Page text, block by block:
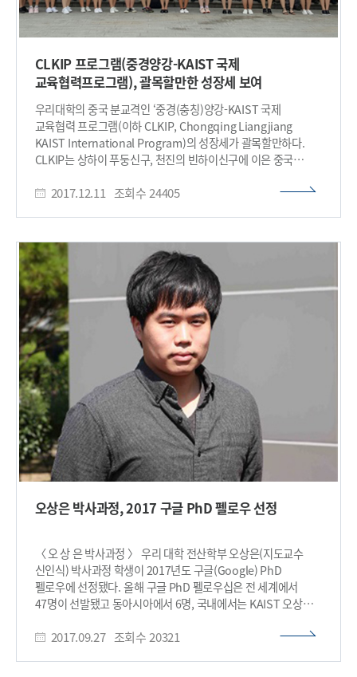
CLKIP 프로그램(중경양강-KAIST 국제
교육협력프로그램), 괄목할만한 성장세 보여
우리대학의 중국 분교격인 ‘중경(충칭)양강-KAIST 국제
교육협력 프로그램(이하 CLKIP, Chongqing Liangjiang
KAIST International Program)의 성장세가 괄목할만하다.
CLKIP는 상하이 푸둥신구, 천진의 빈하이신구에 이은 중국
개발신구인 충칭 양강신구에 위치한 중경이공대학(총장 쉬
우리대학의 교육시스템과 커리큘럼을 그대로 적용해 운영 중인
국제 교육협력 프로그램이다. CLKIP가 소재하고 있는 충칭(중경)
은 오는 13~16일 중국을 국빈 방문하는 문재인 대통령이 베이징
(13~14일)에 이어 두 번째 방문(15~16일)하는 도시다.
3,300만명의 인구를 품은 중국 4대 직할시(베이징·상하이·천진
·충칭) 중 하나로 양강신구에는 자동차·정보기술(IT) 단지 등이
입주해 있고 시진핑 중국 국가주석이 가장 역점을 두고 추진하는
사업인 일대일로(一帶一路, 육·해상 실크로드)와 서부 대개발의
거점도시로 급속히 발전하고 있다. 충칭은 일제 강점기 시절인
1940년 4월부터 1945년 해방을 맞을 때 까지 김구 주석이 이끌던
우리나라 임시정부가 있던 지역으로 현대자동차와 SK하이닉스
등 우리나라를 대표하는 기업들이 진출해 있는 곳이기도 하다.
CLKIP는 충칭소재 중경이공대와 우리대학이 지난 2013년 10월
계약체결 이후 이듬해인 2014년 중국 교육부로부터 각각
학부과정인 전자정보공학과와 컴퓨터 과학기술공학과 등 2개
석사과정 교육프로그램을 승인 받는 등 올해 12월 현재 대학원
학사과정이 학과 당 100명, 석사과정은 전자정보공학과
30명이다. 우리대학 전기및전자공학부와 전산학부에서는 CLKIP
프로그램에 매년 4명 이상의 교수를 파견해 각 프로그램 전공
교과목의 1/3를 담당하고 영어강의를 통해 KAIST가 보유하고
있는 우수한 커리큘럼과 교육노하우를 전수하고 있다. 이밖에
중경이공대 교수진도 올 상반기에 7명, 하반기 6명 등 모두
13명이 우리대학에서 자체 온·오프 병행 통합학습인 ‘에듀케이션
(Education) 4.0’과 대규모 인터넷 공개강의인 ‘무크(MOOC)’
2017.12.11 조회수 24405
오상은 박사과정, 2017 구글 PhD 펠로우 선정
〈 오 상 은 박사과정 〉 우리 대학 전산학부 오상은(지도교수
신인식) 박사과정 학생이 2017년도 구글(Google) PhD
펠로우에 선정됐다. 올해 구글 PhD 펠로우십은 전 세계에서
47명이 선발됐고 동아시아에서 6명, 국내에서는 KAIST 오상은
컴퓨터 과학과 관련된 유망한 연구 분야에서 우수한 활약을 하고
2017.09.27 조회수 20321